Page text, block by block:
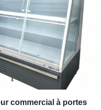
commercial à portes